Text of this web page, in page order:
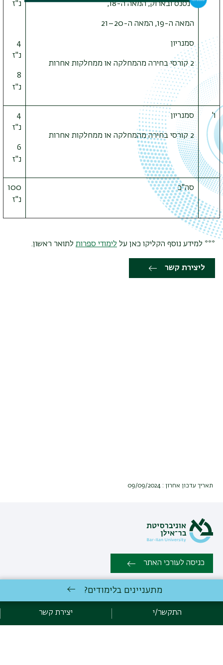
רנסנס ובארוק, המאה ה-18,
המאה ה-19, המאה ה-20 –
21
סמנריון
2 קורסי בחירה מהמחלקה או ממחלקות אחרות
נ"ז
4
נ"ז
8
נ"ז
ו' סמנריון
2 קורסי בחירה מהמחלקה או ממחלקות אחרות
4
נ"ז
6
נ"ז
סה"כ
100
נ"ז
*** למידע נוסף הקליקו כאן על לימודי ספרות לתואר ראשון.
ליצירת קשר
תאריך עדכון אחרון : 09/09/2024
כניסה לעורכי האתר
כל הזכויות שמורות: המחלקה לספרות משווה – ספרות עולם |
יצירת קשר
מתעניינים בלימודים?
התקשר/י יצירת קשר